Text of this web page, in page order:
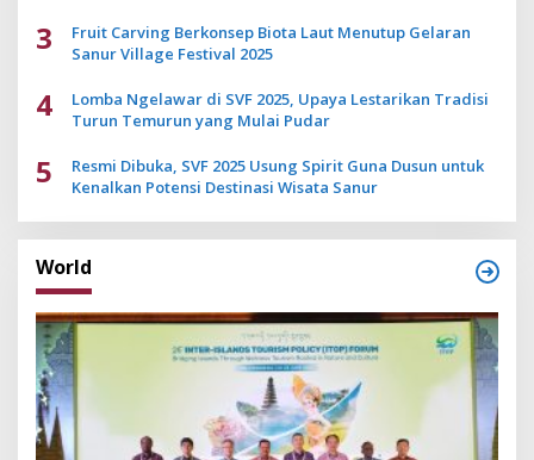
3
Fruit Carving Berkonsep Biota Laut Menutup Gelaran
Sanur Village Festival 2025
4
Lomba Ngelawar di SVF 2025, Upaya Lestarikan Tradisi
Turun Temurun yang Mulai Pudar
5
Resmi Dibuka, SVF 2025 Usung Spirit Guna Dusun untuk
Kenalkan Potensi Destinasi Wisata Sanur
World